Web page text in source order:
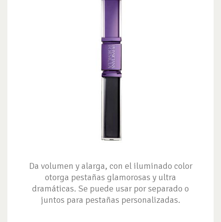
Da volumen y alarga, con el iluminado color
otorga pestañas glamorosas y ultra
dramáticas. Se puede usar por separado o
juntos para pestañas personalizadas.